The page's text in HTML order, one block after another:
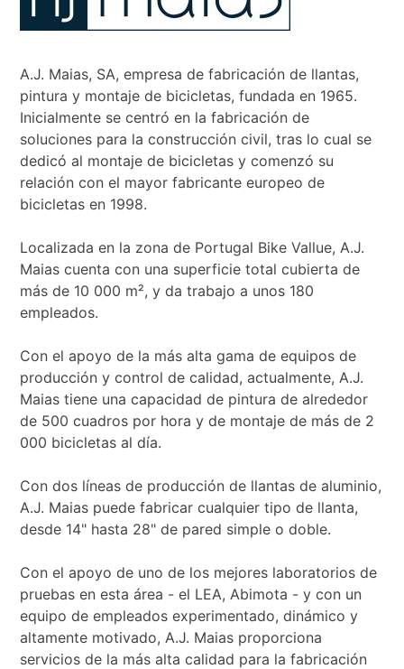
A.J. Maias, SA, empresa de fabricación de llantas,
pintura y montaje de bicicletas, fundada en 1965.
Inicialmente se centró en la fabricación de
soluciones para la construcción civil, tras lo cual se
dedicó al montaje de bicicletas y comenzó su
relación con el mayor fabricante europeo de
bicicletas en 1998.
Localizada en la zona de Portugal Bike Vallue, A.J.
Maias cuenta con una superficie total cubierta de
más de 10 000 m², y da trabajo a unos 180
empleados.
Con el apoyo de la más alta gama de equipos de
producción y control de calidad, actualmente, A.J.
Maias tiene una capacidad de pintura de alrededor
de 500 cuadros por hora y de montaje de más de 2
000 bicicletas al día.
Con dos líneas de producción de llantas de aluminio,
A.J. Maias puede fabricar cualquier tipo de llanta,
desde 14" hasta 28" de pared simple o doble.
Con el apoyo de uno de los mejores laboratorios de
pruebas en esta área - el LEA, Abimota - y con un
equipo de empleados experimentado, dinámico y
altamente motivado, A.J. Maias proporciona
servicios de la más alta calidad para la fabricación